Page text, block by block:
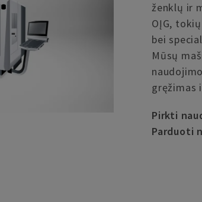
ženklų ir
OĮG, tokių
bei
Mūsų
gręžimas
Pirkti
Parduoti